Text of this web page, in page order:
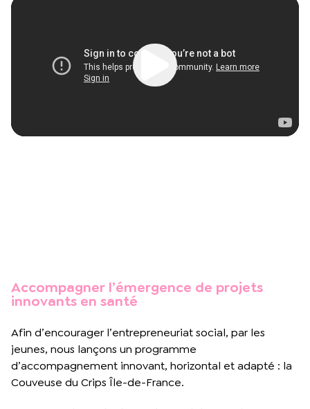
Accompagner l’émergence de projets
innovants en santé
Afin d’encourager l’entrepreneuriat social, par les
jeunes, nous lançons un programme
d’accompagnement innovant, horizontal et adapté : la
Couveuse du Crips Île-de-France.